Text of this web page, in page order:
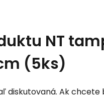
NT
(5ks)
diskutovaná. Ak chcete